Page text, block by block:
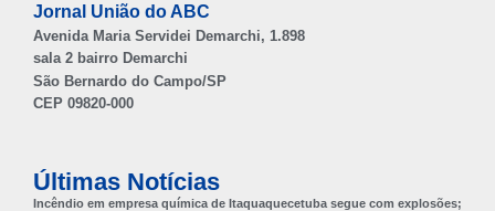
Jornal União do ABC
Avenida Maria Servidei Demarchi, 1.898
sala 2 bairro Demarchi
São Bernardo do Campo/SP
CEP 09820-000
Últimas Notícias
Incêndio em empresa química de Itaquaquecetuba segue com explosões;